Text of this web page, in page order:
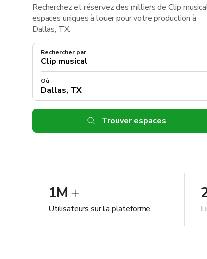
Recherchez et réservez des milliers de Clip
espaces uniques à louer pour votre production à
Dallas, TX.
Rechercher par
Où
Trouver espaces
1M
Utilisateurs sur la plateforme